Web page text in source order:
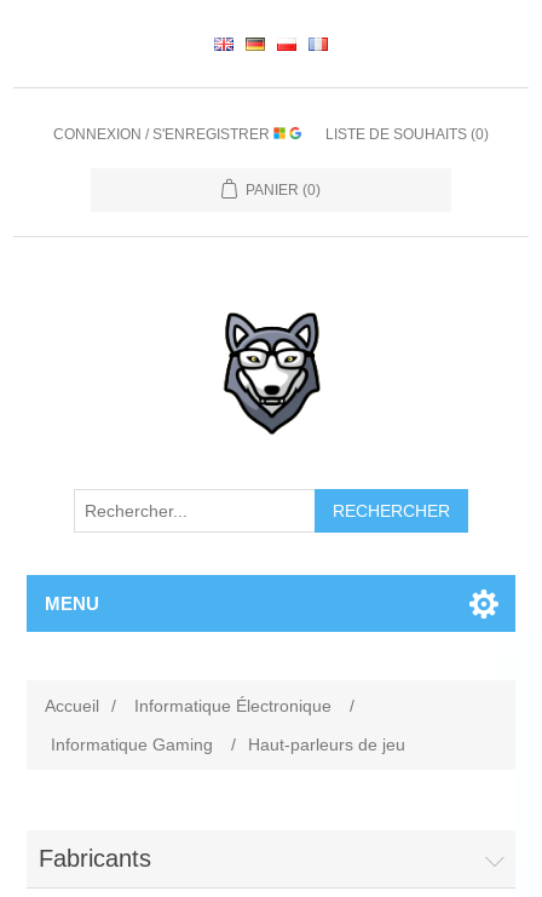
CONNEXION / S'ENREGISTRER LISTE DE SOUHAITS (0)
PANIER (0)
RECHERCHER
MENU
Accueil / Informatique Électronique
/
Informatique Gaming
/ Haut-parleurs de jeu
Fabricants